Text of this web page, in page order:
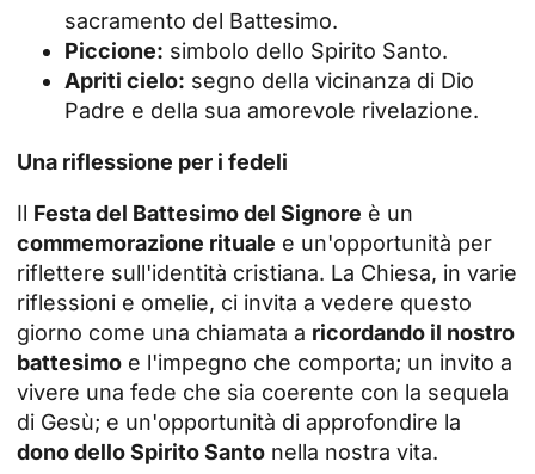
sacramento del Battesimo.
Piccione: simbolo dello Spirito Santo.
Apriti cielo: segno della vicinanza di Dio
Padre e della sua amorevole rivelazione.
Una riflessione per i fedeli
Il Festa del Battesimo del Signore è un
commemorazione rituale e un'opportunità per
riflettere sull'identità cristiana. La Chiesa, in varie
riflessioni e omelie, ci invita a vedere questo
giorno come una chiamata a ricordando il nostro
battesimo e l'impegno che comporta; un invito a
vivere una fede che sia coerente con la sequela
di Gesù; e un'opportunità di approfondire la
dono dello Spirito Santo nella nostra vita.